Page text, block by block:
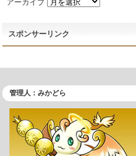
アーカイブ
スポンサーリンク
管理人：みかどら